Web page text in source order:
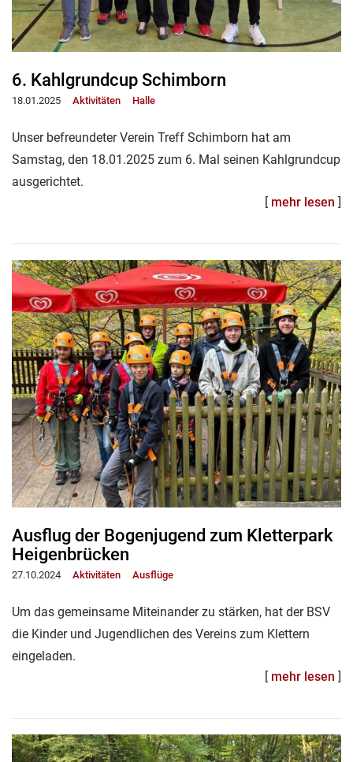
6. Kahlgrundcup Schimborn
18.01.2025 Aktivitäten Halle
Unser befreundeter Verein Treff Schimborn hat am
Samstag, den 18.01.2025 zum 6. Mal seinen Kahlgrundcup
ausgerichtet.
[ mehr lesen ]
Ausflug der Bogenjugend zum Kletterpark
Heigenbrücken
27.10.2024 Aktivitäten Ausflüge
Um das gemeinsame Miteinander zu stärken, hat der BSV
die Kinder und Jugendlichen des Vereins zum Klettern
eingeladen.
[ mehr lesen ]